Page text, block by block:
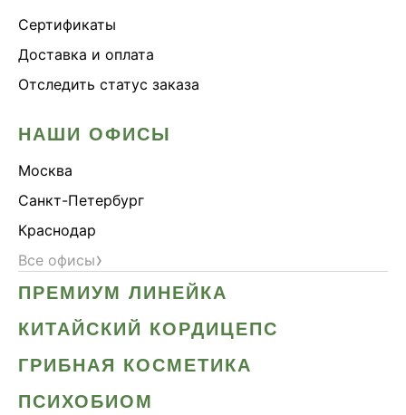
Сертификаты
Доставка и оплата
Отследить статус заказа
НАШИ ОФИСЫ
Москва
Санкт-Петербург
Краснодар
Все офисы›
ПРЕМИУМ ЛИНЕЙКА
КИТАЙСКИЙ КОРДИЦЕПС
ГРИБНАЯ КОСМЕТИКА
ПСИХОБИОМ